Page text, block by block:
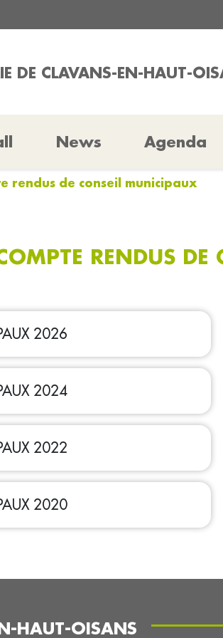
DE CLAVANS-EN-HAUT-
News Agenda
rendus de conseil municipaux
RENDUS
2026
2024
2022
2020
HAUT-OISANS